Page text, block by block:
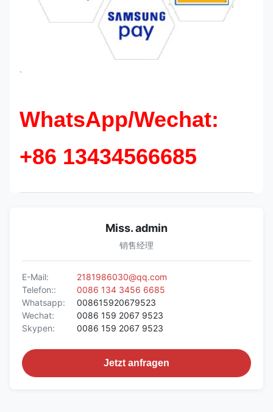
`
WhatsApp/Wechat:
+86 13434566685
Miss. admin
销售经理
E-Mail:
2181986030@qq.com
Telefon::
0086 134 3456 6685
Whatsapp:
008615920679523
Wechat:
0086 159 2067 9523
Skypen:
0086 159 2067 9523
Jetzt anfragen